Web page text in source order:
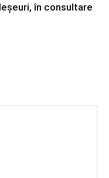
în consultare